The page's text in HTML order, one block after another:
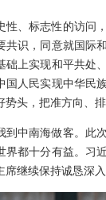
性、标志性的访问
识，同意就国际
础上实现和平共处
人民实现中华民
头，把准方向、
中南海做客。此
都十分有益。习
继续保持诚恳深